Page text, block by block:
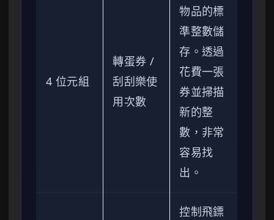
4 位元組
轉蛋券 /
刮刮樂使
用次數
物品的標
準整數儲
存。透過
花費一張
券並掃描
新的整
數，非常
容易找
出。
控制飛鏢